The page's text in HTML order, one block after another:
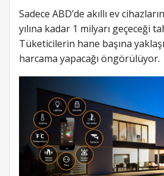
Sadece ABD’de akıllı ev
yılına kadar 1 milyarı geçeceği
Tüketicilerin hane başına
harcama yapacağı öngörülüyor.